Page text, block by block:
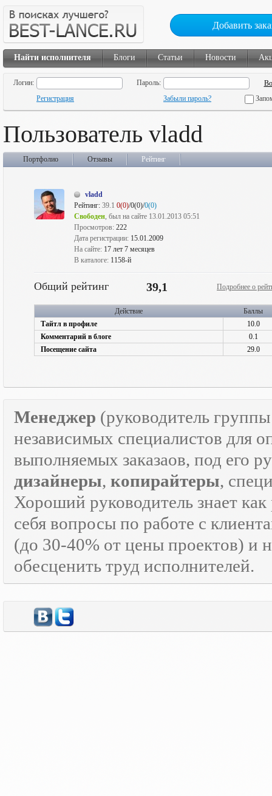
Добавить
Найти исполнителя Блоги Статьи Новости
Логин:
Пароль:
Регистрация
Забыли пароль?
Пользователь vladd
Портфолио Отзывы Рейтинг
vladd
Рейтинг: 39.1 0(0)/0(0)/0(0)
Свободен, был на сайте 13.01.2013 05:51
Просмотров: 222
Дата регистрации: 15.01.2009
На сайте: 17 лет 7 месяцев
В каталоге: 1158-й
Общий рейтинг 39,1 Подробнее о
Действие
Баллы
Тайтл в профиле
10.0
Комментарий в блоге
0.1
Посещение сайта
29.0
Менеджер (руководитель
независимых специалистов для
выполняемых заказаов, под его
дизайнеры, копирайтеры,
Хороший руководитель знает
себя вопросы по работе с
(до 30-40% от цены проектов) и
обесценить труд исполнителей.